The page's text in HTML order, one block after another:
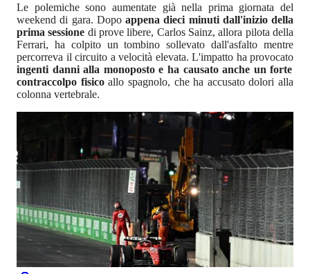
Le polemiche sono aumentate già nella prima giornata del
weekend di gara. Dopo appena dieci minuti dall'inizio della
prima sessione di prove libere, Carlos Sainz, allora pilota della
Ferrari, ha colpito un tombino sollevato dall'asfalto mentre
percorreva il circuito a velocità elevata. L'impatto ha provocato
ingenti danni alla monoposto e ha causato anche un forte
contraccolpo fisicoallo spagnolo, che ha accusato dolori alla
colonna vertebrale.